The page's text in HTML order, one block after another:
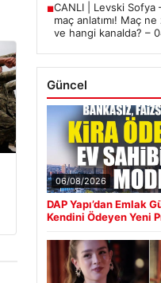
■CANLI | Levski Sofya
maç anlatımı! Maç
ve hangi kanalda? –
Güncel
06/08/2026
DAP Yapı’dan Emlak
Kendini Ödeyen Yeni